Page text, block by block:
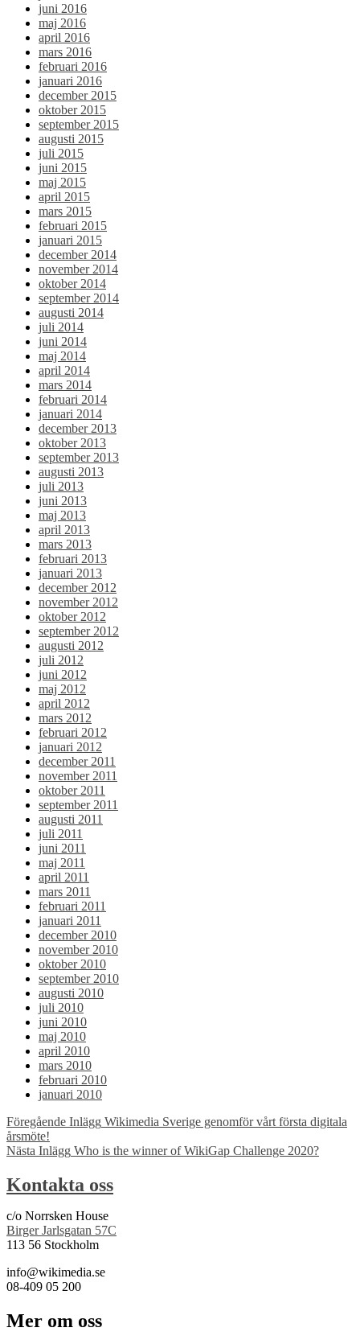
juni 2016
maj 2016
april 2016
mars 2016
februari 2016
januari 2016
december 2015
oktober 2015
september 2015
augusti 2015
juli 2015
juni 2015
maj 2015
april 2015
mars 2015
februari 2015
januari 2015
december 2014
november 2014
oktober 2014
september 2014
augusti 2014
juli 2014
juni 2014
maj 2014
april 2014
mars 2014
februari 2014
januari 2014
december 2013
oktober 2013
september 2013
augusti 2013
juli 2013
juni 2013
maj 2013
april 2013
mars 2013
februari 2013
januari 2013
december 2012
november 2012
oktober 2012
september 2012
augusti 2012
juli 2012
juni 2012
maj 2012
april 2012
mars 2012
februari 2012
januari 2012
december 2011
november 2011
oktober 2011
september 2011
augusti 2011
juli 2011
juni 2011
maj 2011
april 2011
mars 2011
februari 2011
januari 2011
december 2010
november 2010
oktober 2010
september 2010
augusti 2010
juli 2010
juni 2010
maj 2010
april 2010
mars 2010
februari 2010
januari 2010
Inläggsnavigering
Föregående Inlägg Wikimedia Sverige genomför vårt första digitala
årsmöte!
Nästa Inlägg Who is the winner of WikiGap Challenge 2020?
Kontakta oss
c/o Norrsken House
Birger Jarlsgatan 57C
113 56 Stockholm
info@wikimedia.se
08-409 05 200
Mer om oss